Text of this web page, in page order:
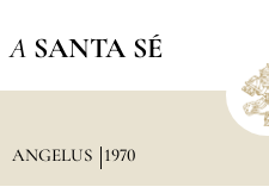
A SANTA SÉ
ANGELUS 1970